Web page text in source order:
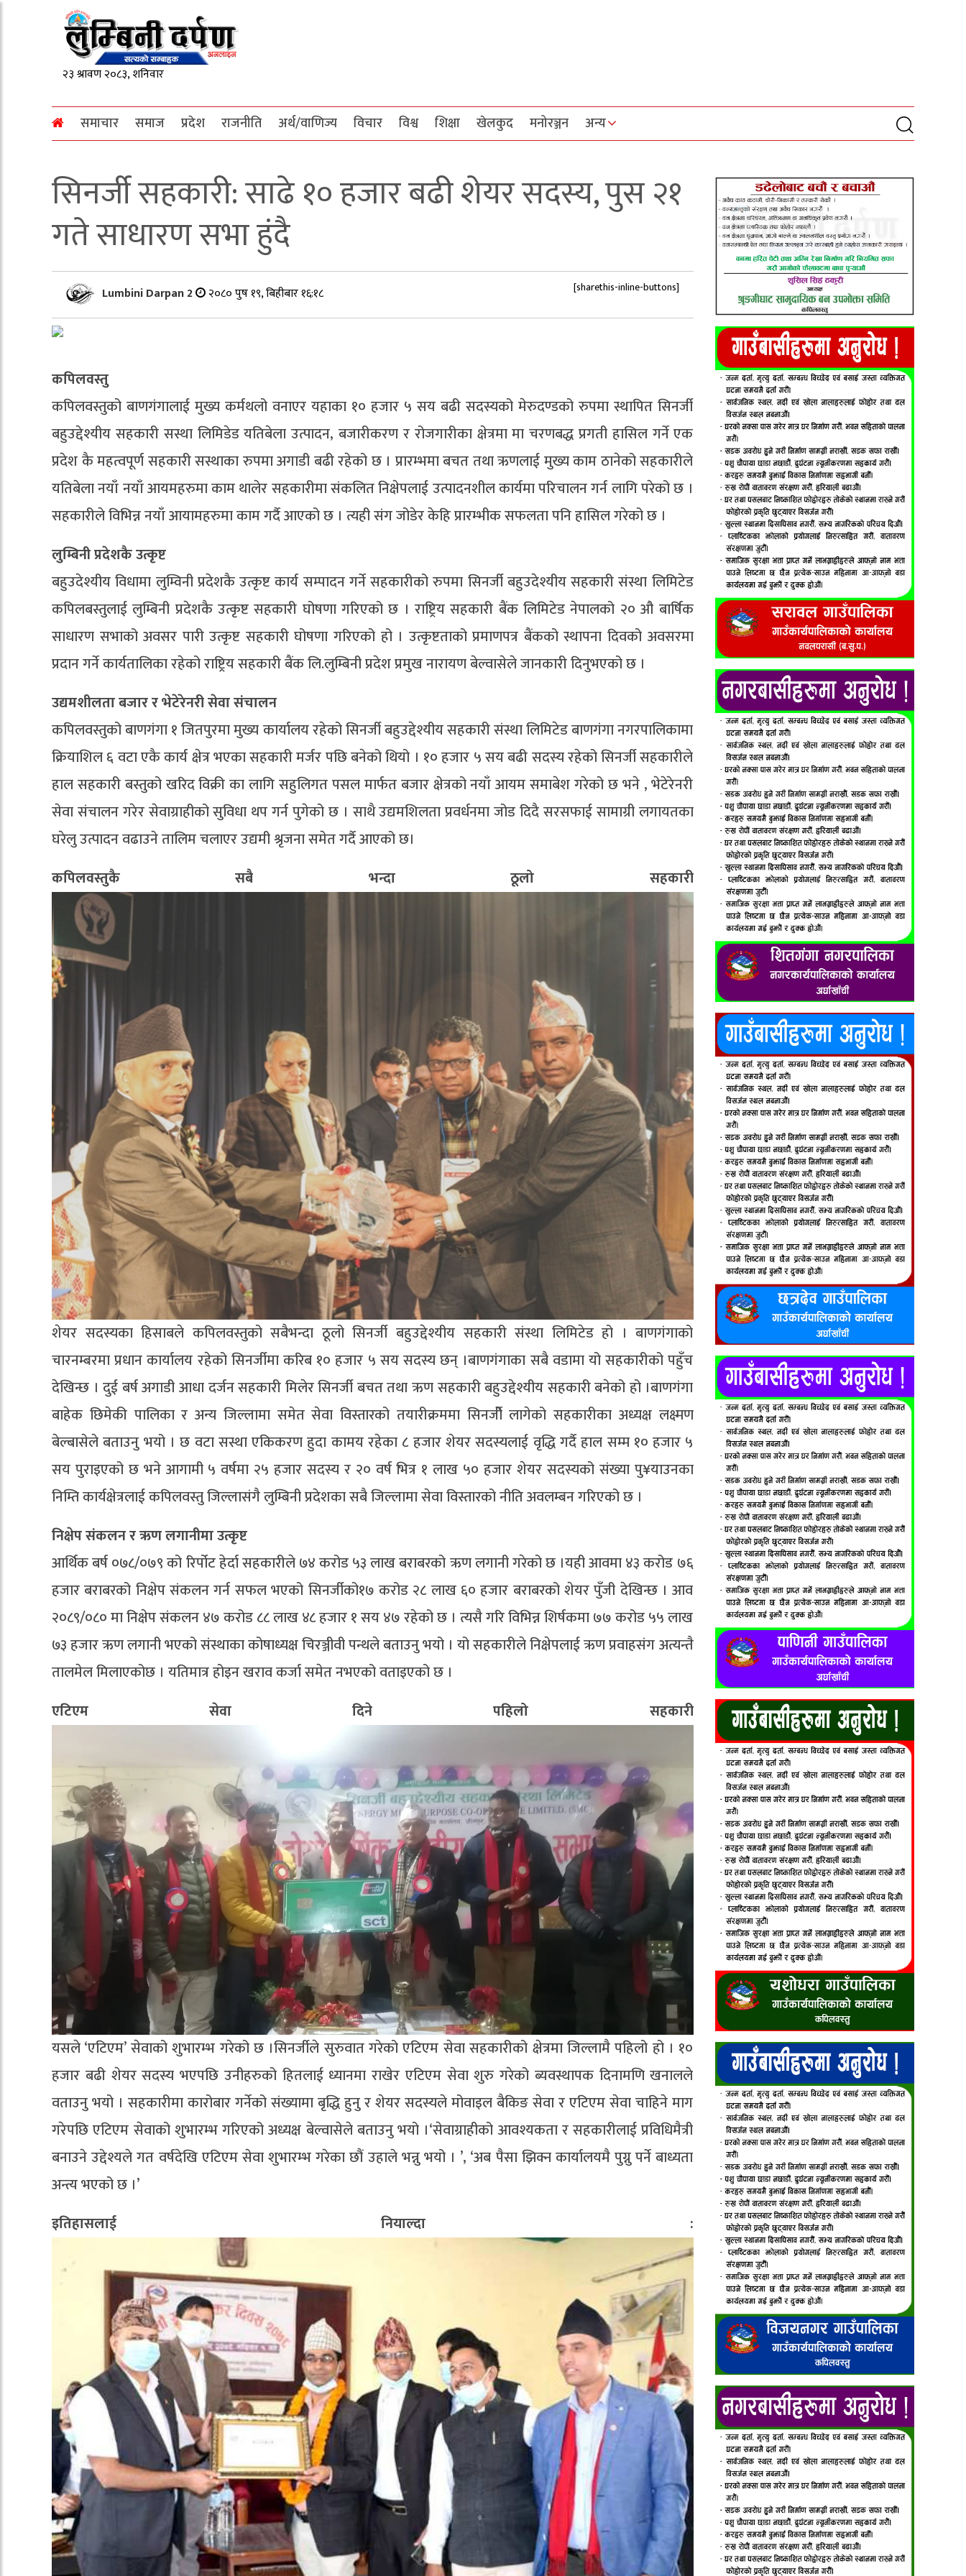
समाचार समाज प्रदेश राजनीति अर्थ/वाणिज्य विचार विश्व शिक्षा खेलकुद मनोरञ्जन अन्य
सिनर्जी सहकारी: साढे १० हजार बढी शेयर सदस्य, पुस २१
गते साधारण सभा हुंदै
Lumbini Darpan 2 २०८० पुष १९, बिहीबार १६:१८ [sharethis-inline-buttons]
कपिलवस्तु
कपिलवस्तुको बाणगंगालाई मुख्य कर्मथलो वनाएर यहाका १० हजार ५ सय बढी सदस्यको मेरुदण्डको रुपमा स्थापित सिनर्जी
बहुउद्देश्यीय सहकारी सस्था लिमिडेड यतिबेला उत्पादन, बजारीकरण र रोजगारीका क्षेत्रमा मा चरणबद्ध प्रगती हासिल गर्ने एक
प्रदेश कै महत्वपूर्ण सहकारी सस्थाका रुपमा अगाडी बढी रहेको छ । प्रारम्भमा बचत तथा ऋणलाई मुख्य काम ठानेको सहकारीले
यतिबेला नयाँ नयाँ आयमहरुमा काम थालेर सहकारीमा संकलित निक्षेपलाई उत्पादनशील कार्यमा परिचालन गर्न लागि परेको छ ।
सहकारीले विभिन्न नयाँ आयामहरुमा काम गर्दै आएको छ । त्यही संग जोडेर केहि प्रारम्भीक सफलता पनि हासिल गरेको छ ।
लुम्बिनी प्रदेशकै उत्कृष्ट
बहुउदेश्यीय विधामा लुम्विनी प्रदेशकै उत्कृष्ट कार्य सम्पादन गर्ने सहकारीको रुपमा सिनर्जी बहुउदेश्यीय सहकारी संस्था लिमिटेड
कपिलबस्तुलाई लुम्बिनी प्रदेशकै उत्कृष्ट सहकारी घोषणा गरिएको छ । राष्ट्रिय सहकारी बैंक लिमिटेड नेपालको २० औ बार्षिक
साधारण सभाको अवसर पारी उत्कृष्ट सहकारी घोषणा गरिएको हो । उत्कृष्टताको प्रमाणपत्र बैंकको स्थापना दिवको अवसरमा
प्रदान गर्ने कार्यतालिका रहेको राष्ट्रिय सहकारी बैंक लि.लुम्बिनी प्रदेश प्रमुख नारायण बेल्वासेले जानकारी दिनुभएको छ ।
उद्यमशीलता बजार र भेटेरेनरी सेवा संचालन
कपिलवस्तुको बाणगंगा १ जितपुरमा मुख्य कार्यालय रहेको सिनर्जी बहुउद्देश्यीय सहकारी संस्था लिमिटेड बाणगंगा नगरपालिकामा
क्रियाशिल ६ वटा एकै कार्य क्षेत्र भएका सहकारी मर्जर पछि बनेको थियो । १० हजार ५ सय बढी सदस्य रहेको सिनर्जी सहकारीले
हाल सहकारी बस्तुको खरिद विक्री का लागि सहुलिगत पसल मार्फत बजार क्षेत्रको नयाँ आयम समाबेश गरेको छ भने , भेटेरेनरी
सेवा संचालन गरेर सेवाग्राहीको सुविधा थप गर्न पुगेको छ । साथै उद्यमशिलता प्रवर्धनमा जोड दिदै सरसफाई सामाग्री लगायतका
घरेलु उत्पादन वढाउने तालिम चलाएर उद्यमी श्रृजना समेत गर्दै आएको छ।
कपिलवस्तुकै सबै भन्दा ठूलो सहकारी
शेयर सदस्यका हिसाबले कपिलवस्तुको सबैभन्दा ठूलो सिनर्जी बहुउद्देश्यीय सहकारी संस्था लिमिटेड हो । बाणगंगाको
चारनम्बरमा प्रधान कार्यालय रहेको सिनर्जीमा करिब १० हजार ५ सय सदस्य छन् ।बाणगंगाका सबै वडामा यो सहकारीको पहुँच
देखिन्छ । दुई बर्ष अगाडी आधा दर्जन सहकारी मिलेर सिनर्जी बचत तथा ऋण सहकारी बहुउद्देश्यीय सहकारी बनेको हो ।बाणगंगा
बाहेक छिमेकी पालिका र अन्य जिल्लामा समेत सेवा विस्तारको तयारीक्रममा सिनर्जीे लागेको सहकारीका अध्यक्ष लक्ष्मण
बेल्बासेले बताउनु भयो । छ वटा सस्था एकिकरण हुदा कामय रहेका ८ हजार शेयर सदस्यलाई वृद्धि गर्दै हाल सम्म १० हजार ५
सय पुराइएको छ भने आगामी ५ वर्षमा २५ हजार सदस्य र २० वर्ष भित्र १ लाख ५० हजार शेयर सदस्यको संख्या पु¥याउनका
निम्ति कार्यक्षेत्रलाई कपिलवस्तु जिल्लासंगै लुम्बिनी प्रदेशका सबै जिल्लामा सेवा विस्तारको नीति अवलम्बन गरिएको छ ।
निक्षेप संकलन र ऋण लगानीमा उत्कृष्ट
आर्थिक बर्ष ०७८/०७९ को रिर्पोट हेर्दा सहकारीले ७४ करोड ५३ लाख बराबरको ऋण लगानी गरेको छ ।यही आवमा ४३ करोड ७६
हजार बराबरको निक्षेप संकलन गर्न सफल भएको सिनर्जीको१७ करोड २८ लाख ६० हजार बराबरको शेयर पुँजी देखिन्छ । आव
२०८९/०८० मा निक्षेप संकलन ४७ करोड ८८ लाख ४८ हजार १ सय ४७ रहेको छ । त्यसै गरि विभिन्न शिर्षकमा ७७ करोड ५५ लाख
७३ हजार ऋण लगानी भएको संस्थाका कोषाध्यक्ष चिरञ्जीवी पन्थले बताउनु भयो । यो सहकारीले निक्षेपलाई ऋण प्रवाहसंग अत्यन्तै
तालमेल मिलाएकोछ । यतिमात्र होइन खराव कर्जा समेत नभएको वताइएको छ ।
एटिएम सेवा दिने पहिलो सहकारी
यसले ‘एटिएम’ सेवाको शुभारम्भ गरेको छ ।सिनर्जीले सुरुवात गरेको एटिएम सेवा सहकारीको क्षेत्रमा जिल्लामै पहिलो हो । १०
हजार बढी शेयर सदस्य भएपछि उनीहरुको हितलाई ध्यानमा राखेर एटिएम सेवा शुरु गरेको ब्यवस्थापक दिनामणि खनालले
वताउनु भयो । सहकारीमा कारोबार गर्नेको संख्यामा बृद्धि हुनु र शेयर सदस्यले मोवाइल बैकिङ सेवा र एटिएम सेवा चाहिने माग
गरेपछि एटिएम सेवाको शुभारम्भ गरिएको अध्यक्ष बेल्वासेले बताउनु भयो ।‘सेवाग्राहीको आवश्यकता र सहकारीलाई प्रविधिमैत्री
बनाउने उद्देश्यले गत वर्षदेखि एटिएम सेवा शुभारम्भ गरेका छौं उहाले भन्नु भयो । ’, ‘अब पैसा झिक्न कार्यालयमै पुग्नु पर्ने बाध्यता
अन्त्य भएको छ ।’
इतिहासलाई नियाल्दा :